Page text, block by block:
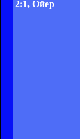
2:1, Ойер